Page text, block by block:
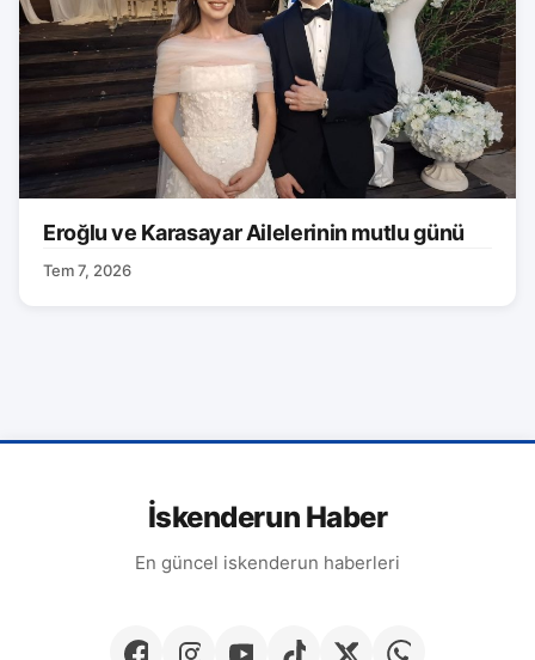
Eroğlu ve Karasayar Ailelerinin mutlu günü
Tem 7, 2026
İskenderun Haber
En güncel iskenderun haberleri